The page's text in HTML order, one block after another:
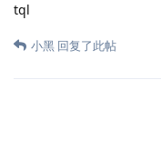
tql
小黑 回复了此帖